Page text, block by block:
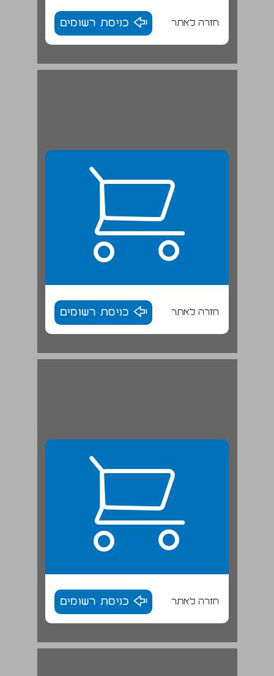
חזרה לאתר כניסת רשומים
חזרה לאתר כניסת רשומים
חזרה לאתר כניסת רשומים